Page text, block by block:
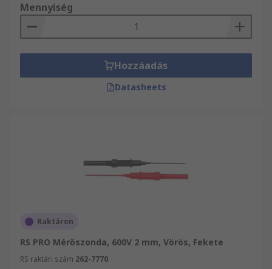
Mennyiség
Hozzáadás
Datasheets
Raktáron
RS PRO Mérőszonda, 600V 2 mm, Vörös, Fekete
RS raktári szám 262-7770